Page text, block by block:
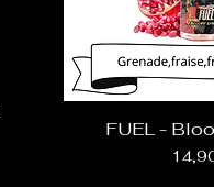
FUEL -
Prix